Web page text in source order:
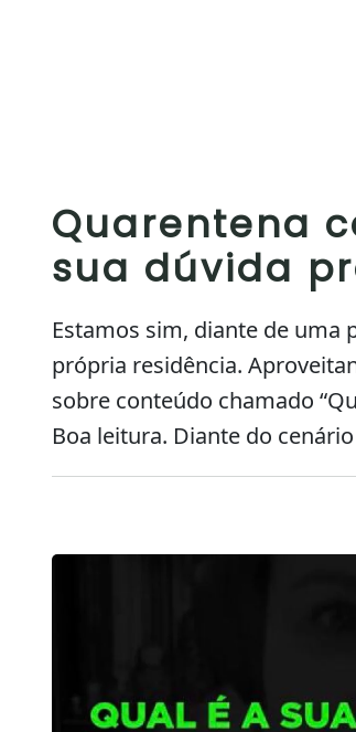
Quarentena
sua dúvida
Estamos sim, diante de uma
própria residência.
sobre conteúdo chamado
Boa leitura. Diante do